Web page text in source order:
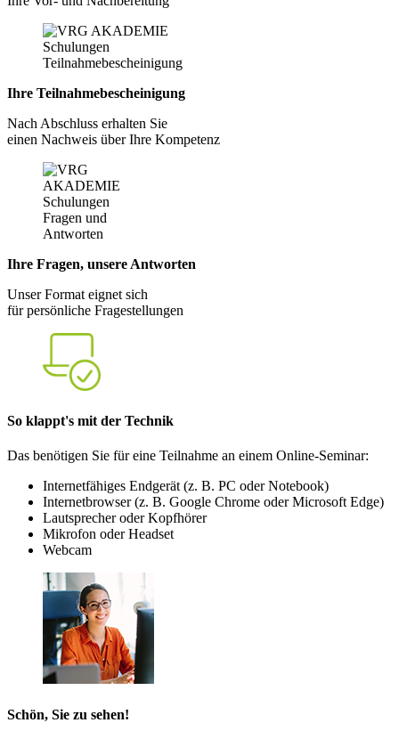
Ihre Teilnahmebescheinigung
Nach Abschluss erhalten Sie
einen Nachweis über Ihre Kompetenz
Ihre Fragen, unsere Antworten
Unser Format eignet sich
für persönliche Fragestellungen
So klappt's mit der Technik
Das benötigen Sie für eine Teilnahme an einem Online-Seminar:
Internetfähiges Endgerät (z. B. PC oder Notebook)
Internetbrowser (z. B. Google Chrome oder Microsoft Edge)
Lautsprecher oder Kopfhörer
Mikrofon oder Headset
Webcam
Schön, Sie zu sehen!